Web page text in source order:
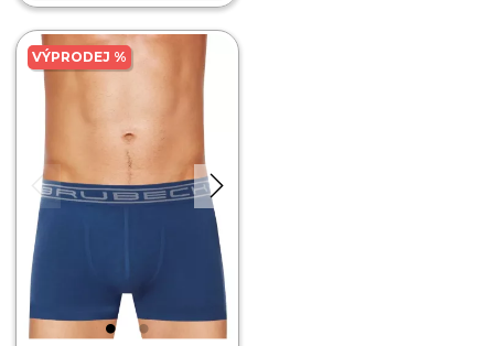
VÝPRODEJ %